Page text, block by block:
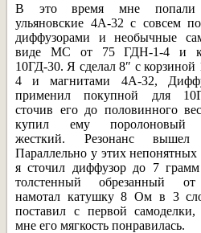
В это время мне
ульяновские 4А-32 с совсем
диффузорами и необычные
виде МС от 75 ГДН-1-4 и
10ГД-30. Я сделал 8″ с
4 и магнитами 4А-32,
применил покупной для
сточив его до половинного
купил ему поролоновый
жесткий. Резонанс
Параллельно у этих непонятных
я сточил диффузор до 7
толстенный обрезанный
намотал катушку 8 Ом в 3
поставил с первой
мне его мягкость понравилась.